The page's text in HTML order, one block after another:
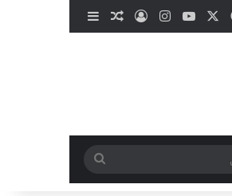
فيسبوك ‫YouTubeانستقرامتسجيل الدخول
مقال عشوائي
عن